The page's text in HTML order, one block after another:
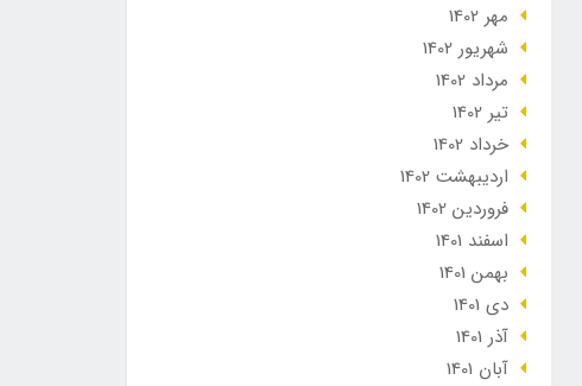
مهر 1402
شهریور 1402
مرداد 1402
تير 1402
خرداد 1402
ارديبهشت 1402
فروردین 1402
اسفند 1401
بهمن 1401
دی 1401
آذر 1401
آبان 1401